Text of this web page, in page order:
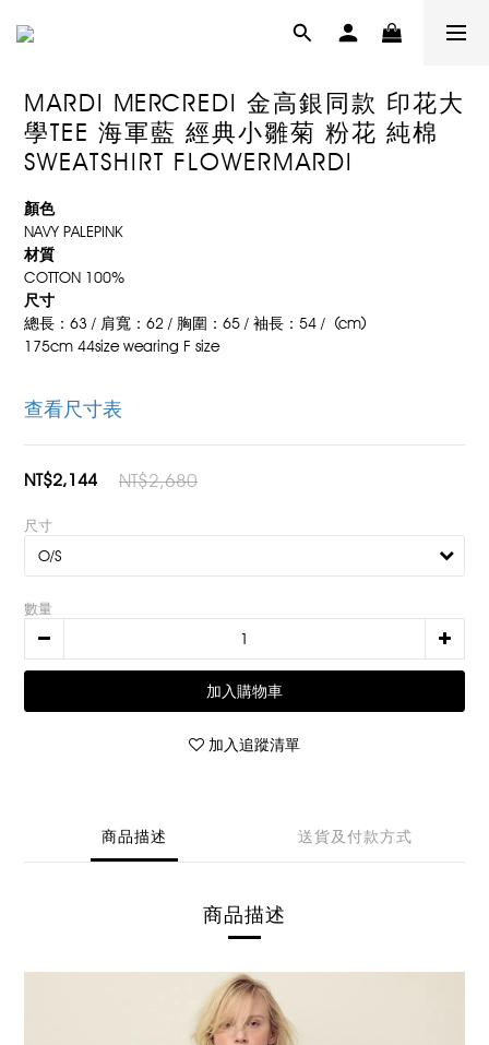
MARDI MERCREDI 金高銀同款 印花大
學TEE 海軍藍 經典小雛菊 粉花 純棉
SWEATSHIRT FLOWERMARDI
顏色
NAVY PALEPINK
材質
COTTON 100%
尺寸
總長：63 / 肩寬：62 / 胸圍：65 / 袖長：54 /  (cm)
175cm 44size wearing F size
查看尺寸表
NT$2,144 NT$2,680
尺寸
數量
加入購物車
加入追蹤清單
商品描述 送貨及付款方式
商品描述